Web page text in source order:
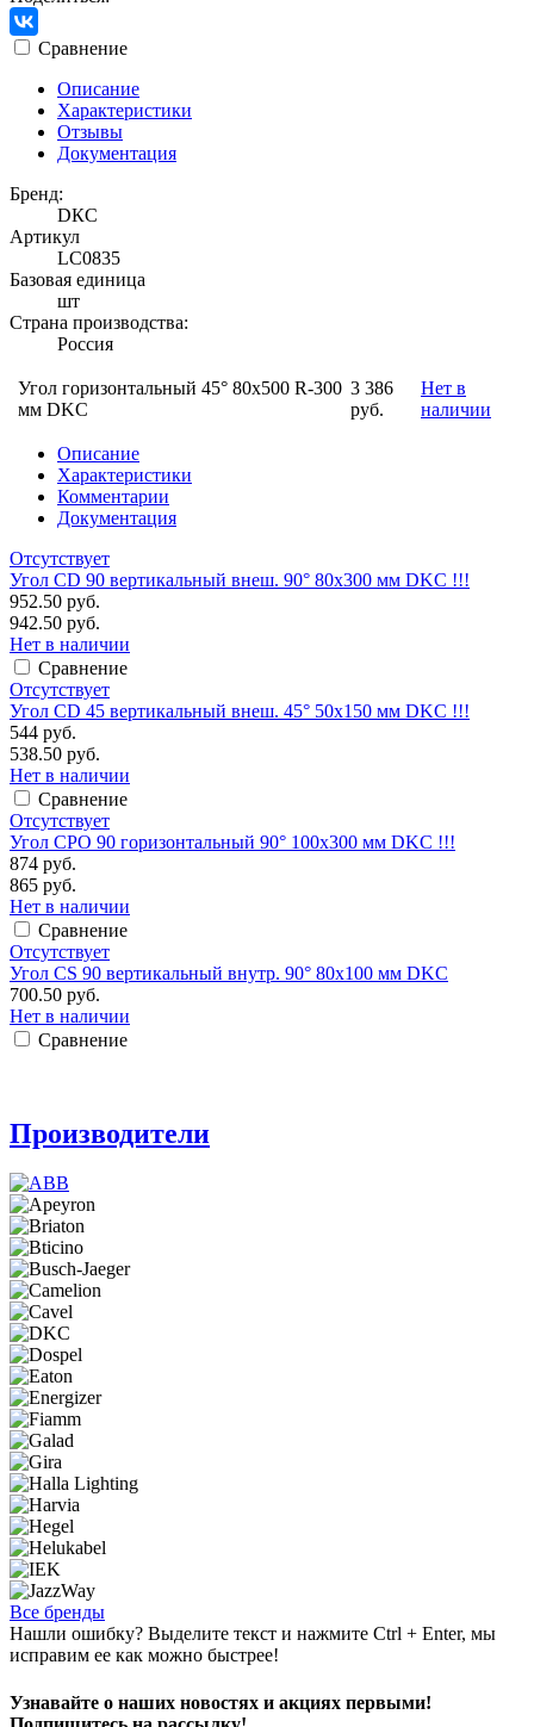
Сравнение
Описание
Характеристики
Отзывы
Документация
Бренд:
DКС
Артикул
LC0835
Базовая единица
шт
Страна производства:
Россия
Угол горизонтальный 45° 80x500 R-300
мм DKC
3 386
руб.
Нет в
наличии
Описание
Характеристики
Комментарии
Документация
Отсутствует
Угол CD 90 вертикальный внеш. 90° 80х300 мм DKC !!!
952.50 руб.
942.50 руб.
Нет в наличии
Сравнение
Отсутствует
Угол CD 45 вертикальный внеш. 45° 50х150 мм DKC !!!
544 руб.
538.50 руб.
Нет в наличии
Сравнение
Отсутствует
Угол CPO 90 горизонтальный 90° 100х300 мм DKC !!!
874 руб.
865 руб.
Нет в наличии
Сравнение
Отсутствует
Угол CS 90 вертикальный внутр. 90° 80х100 мм DKC
700.50 руб.
Нет в наличии
Сравнение
Производители
Все бренды
Нашли ошибку? Выделите текст и нажмите Ctrl + Enter, мы
исправим ее как можно быстрее!
Узнавайте о наших новостях и акциях первыми!